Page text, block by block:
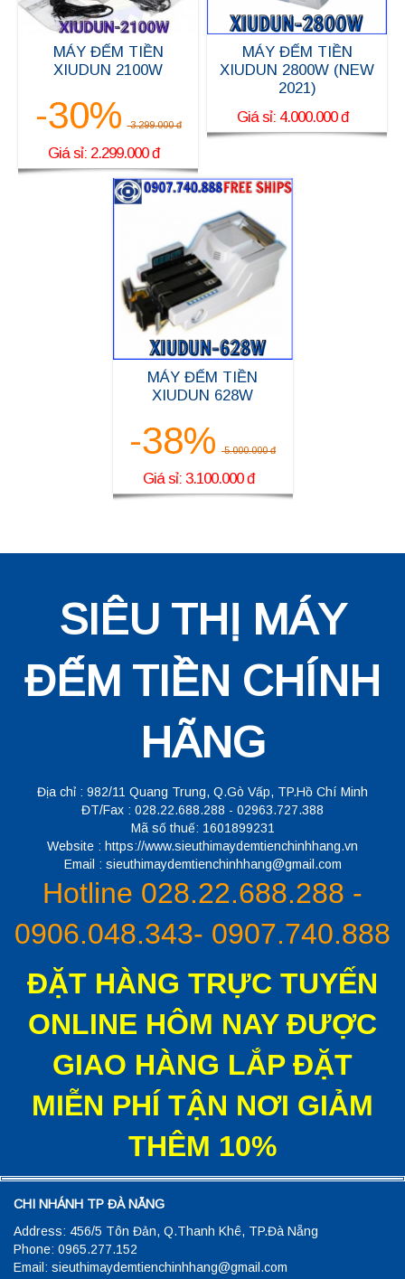
MÁY ĐẾM TIỀN
XIUDUN 2100W
-30% 3.299.000 đ
Giá sỉ: 2.299.000 đ
MÁY ĐẾM TIỀN
XIUDUN 2800W (NEW
2021)
Giá sỉ: 4.000.000 đ
MÁY ĐẾM TIỀN
XIUDUN 628W
-38% 5.000.000 đ
Giá sỉ: 3.100.000 đ
SIÊU THỊ MÁY
ĐẾM TIỀN CHÍNH
HÃNG
Địa chỉ : 982/11 Quang Trung, Q.Gò Vấp, TP.Hồ Chí Minh
ĐT/Fax : 028.22.688.288 - 02963.727.388
Mã số thuế: 1601899231
Website : https://www.sieuthimaydemtienchinhhang.vn
Email : sieuthimaydemtienchinhhang@gmail.com
Hotline 028.22.688.288 -
0906.048.343- 0907.740.888
ĐẶT HÀNG TRỰC TUYẾN
ONLINE HÔM NAY ĐƯỢC
GIAO HÀNG LẮP ĐẶT
MIỄN PHÍ TẬN NƠI GIẢM
THÊM 10%
CHI NHÁNH TP ĐÀ NẴNG
Address: 456/5 Tôn Đản, Q.Thanh Khê, TP.Đà Nẵng
Phone: 0965.277.152
Email: sieuthimaydemtienchinhhang@gmail.com